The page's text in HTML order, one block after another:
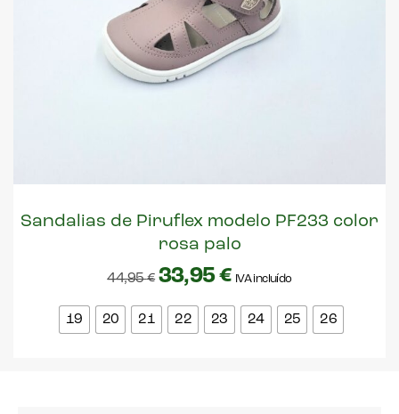
Sandalias de Piruflex modelo PF233 color
rosa palo
44,95€ 33,95€ IVA incluído
19 20 21 22 23 24 25 26